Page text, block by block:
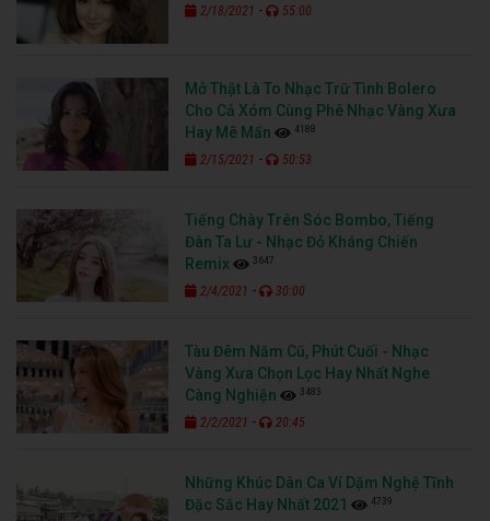
2/18/2021 - 55:00
Mở Thật Là To Nhạc Trữ Tình Bolero
Cho Cả Xóm Cùng Phê Nhạc Vàng Xưa
Hay Mê Mẩn
4188
2/15/2021 - 50:53
Tiếng Chày Trên Sóc Bombo, Tiếng
Đàn Ta Lư - Nhạc Đỏ Kháng Chiến
Remix
3647
2/4/2021 - 30:00
Tàu Đêm Năm Cũ, Phút Cuối - Nhạc
Vàng Xưa Chọn Lọc Hay Nhất Nghe
Càng Nghiện
3483
2/2/2021 - 20:45
Những Khúc Dân Ca Ví Dặm Nghệ Tĩnh
Đặc Sắc Hay Nhất 2021
4739